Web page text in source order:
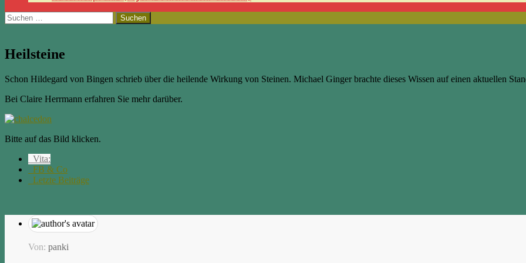
Suchen
nach:
Heilsteine
Schon Hildegard von Bingen schrieb über die heilende Wirkung von Steinen. Michael Ginger brachte dieses Wissen auf einen aktuellen
Bei Claire Herrmann erfahren Sie mehr darüber.
Bitte auf das Bild klicken.
Vita:
FB & Co
Letzte Beiträge
Von: panki